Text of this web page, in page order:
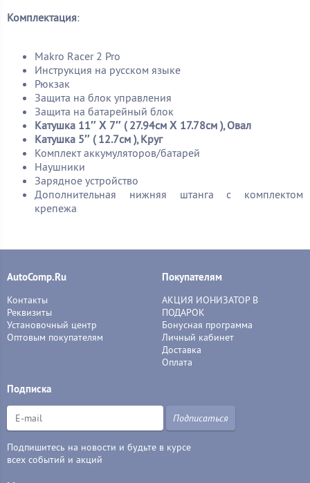
Комплектация:
Makro Racer 2 Pro
Инструкция на русском языке
Рюкзак
Защита на блок управления
Защита на батарейный блок
Катушка 11″ Χ 7″ ( 27.94см Χ 17.78см ), Овал
Катушка 5″ ( 12.7см ), Круг
Комплект аккумуляторов/батарей
Наушники
Зарядное устройство
Дополнительная нижняя штанга с комплектом
крепежа
AutoComp.Ru
Контакты
Реквизиты
Установочный центр
Оптовым покупателям
Покупателям
АКЦИЯ ИОНИЗАТОР В
ПОДАРОК
Бонусная программа
Личный кабинет
Доставка
Оплата
Подписка
Подписаться
Подпишитесь на новости и будьте в курсе
всех событий и акций